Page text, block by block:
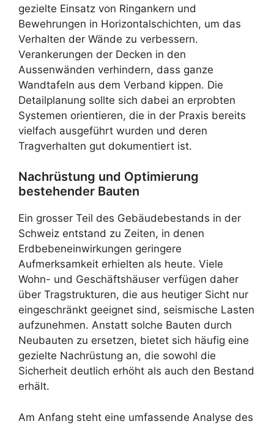
gezielte Einsatz von Ringankern und
Bewehrungen in Horizontalschichten, um das
Verhalten der Wände zu verbessern.
Verankerungen der Decken in den
Aussenwänden verhindern, dass ganze
Wandtafeln aus dem Verband kippen. Die
Detailplanung sollte sich dabei an erprobten
Systemen orientieren, die in der Praxis bereits
vielfach ausgeführt wurden und deren
Tragverhalten gut dokumentiert ist.
Nachrüstung und Optimierung
bestehender Bauten
Ein grosser Teil des Gebäudebestands in der
Schweiz entstand zu Zeiten, in denen
Erdbebeneinwirkungen geringere
Aufmerksamkeit erhielten als heute. Viele
Wohn- und Geschäftshäuser verfügen daher
über Tragstrukturen, die aus heutiger Sicht nur
eingeschränkt geeignet sind, seismische Lasten
aufzunehmen. Anstatt solche Bauten durch
Neubauten zu ersetzen, bietet sich häufig eine
gezielte Nachrüstung an, die sowohl die
Sicherheit deutlich erhöht als auch den Bestand
erhält.
Am Anfang steht eine umfassende Analyse des